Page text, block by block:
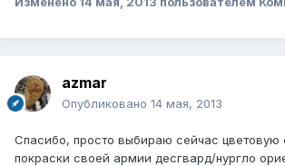
azmar
Опубликовано 14 мая, 2013
Спасибо, просто выбираю сейчас цветовую
покраски своей армии десгвард/нургло